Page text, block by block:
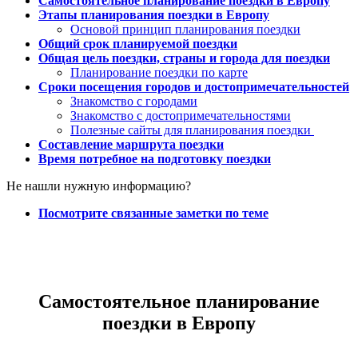
Этапы планирования поездки в Европу
Основой принцип планирования поездки
Общий срок планируемой поездки
Общая цель поездки, страны и города для поездки
Планирование поездки по карте
Сроки посещения городов и достопримечательностей
Знакомство с городами
Знакомство с достопримечательностями
Полезные сайты для планирования поездки
Составление маршрута поездки
Время потребное на подготовку поездки
Не нашли нужную информацию?
Посмотрите связанные заметки по теме
Самостоятельное планирование
поездки в Европу